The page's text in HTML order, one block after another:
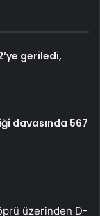
geriledi,
davasında 567
üzerinden D-